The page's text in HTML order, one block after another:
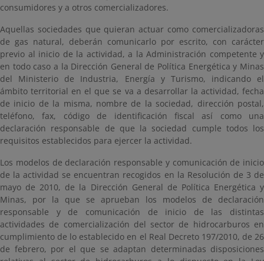
consumidores y a otros comercializadores.
Aquellas sociedades que quieran actuar como comercializadoras
de gas natural, deberán comunicarlo por escrito, con carácter
previo al inicio de la actividad, a la Administración competente y
en todo caso a la Dirección General de Política Energética y Minas
del Ministerio de Industria, Energía y Turismo, indicando el
ámbito territorial en el que se va a desarrollar la actividad, fecha
de inicio de la misma, nombre de la sociedad, dirección postal,
teléfono, fax, código de identificación fiscal así como una
declaración responsable de que la sociedad cumple todos los
requisitos establecidos para ejercer la actividad.
Los modelos de declaración responsable y comunicación de inicio
de la actividad se encuentran recogidos en la Resolución de 3 de
mayo de 2010, de la Dirección General de Política Energética y
Minas, por la que se aprueban los modelos de declaración
responsable y de comunicación de inicio de las distintas
actividades de comercialización del sector de hidrocarburos en
cumplimiento de lo establecido en el Real Decreto 197/2010, de 26
de febrero, por el que se adaptan determinadas disposiciones